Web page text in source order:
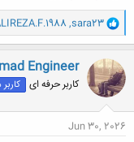
و
ا
ک
ن
ش
ه
ا
sara23
,
Engineer
کاربر حرفه ای
Jun 30, 2026